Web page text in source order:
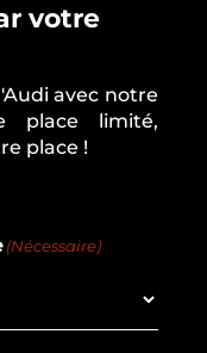
votre
avec notre
place limité,
place !
(Nécessaire)